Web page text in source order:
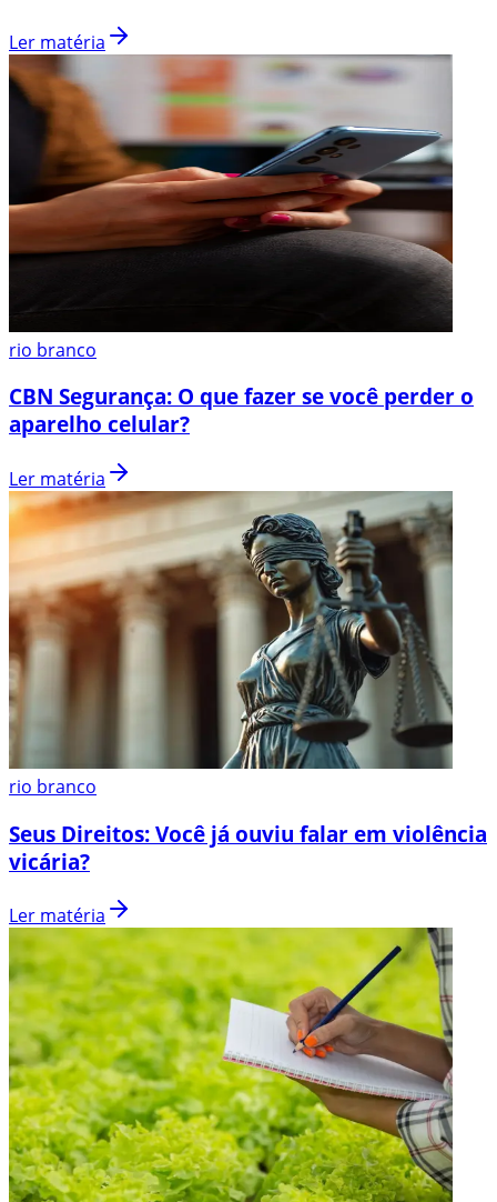
Ler matéria
rio branco
CBN Segurança: O que fazer se você perder o
aparelho celular?
Ler matéria
rio branco
Seus Direitos: Você já ouviu falar em violência
vicária?
Ler matéria